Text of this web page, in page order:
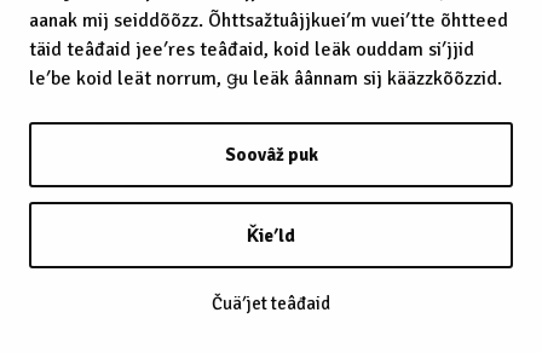
aanak mij seiddõõzz. Õhttsažtuâjjkueiʹm vueiʹtte õhtteed
täid teâđaid jeeʹres teâđaid, koid leäk ouddam siʹjjid
leʹbe koid leät norrum, ǥu leäk âânnam sij kääzzkõõzzid.
Soovâž puk
Ǩieʹld
Čuäʹjet teâđaid